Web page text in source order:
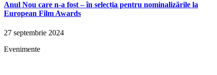
Anul Nou care n-a fost – în selecția pentru nominalizările la
European Film Awards
27 septembrie 2024
Evenimente